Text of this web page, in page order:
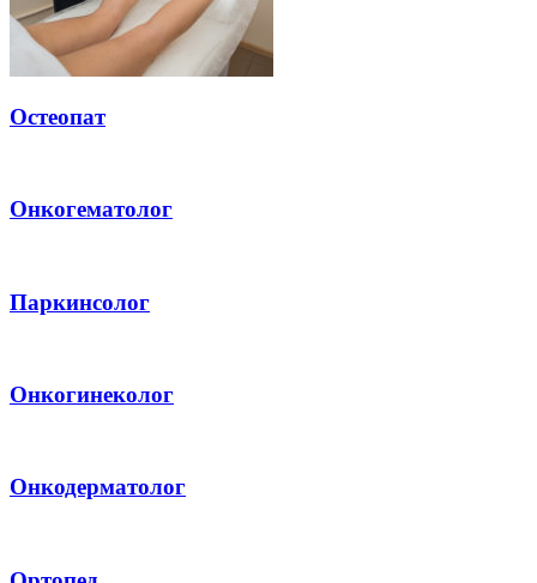
Остеопат
Онкогематолог
Паркинсолог
Онкогинеколог
Онкодерматолог